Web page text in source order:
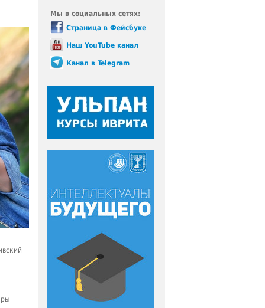
Мы в социальных сетях:
Страница в Фейсбуке
Наш YouTube канал
Канал в Telegram